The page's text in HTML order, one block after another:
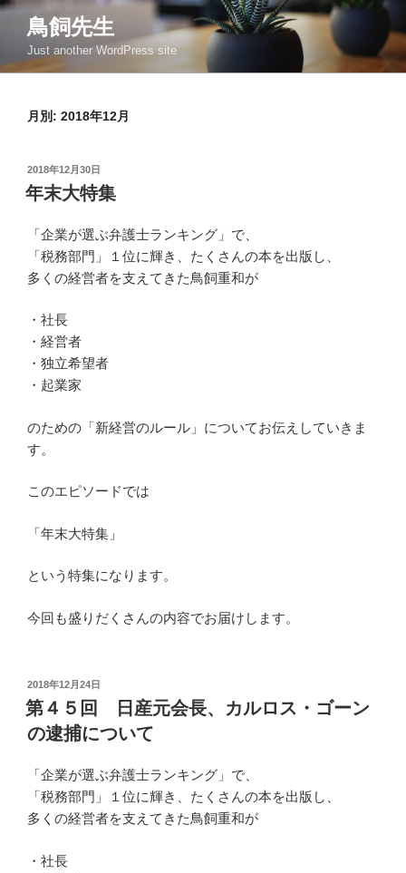
コ
ン
鳥飼先生
Just another WordPress site
月別: 2018年12月
投
稿
日:
2018年12月30日
年末大特集
「企業が選ぶ弁護士ランキング」で、
「税務部門」１位に輝き、たくさんの本を出版し、
多くの経営者を支えてきた鳥飼重和が
・社長
・経営者
・独立希望者
・起業家
のための「新経営のルール」についてお伝えしていきま
す。
このエピソードでは
「年末大特集」
という特集になります。
今回も盛りだくさんの内容でお届けします。
投
稿
日:
2018年12月24日
第４５回 日産元会長、カルロス・ゴーン
の逮捕について
「企業が選ぶ弁護士ランキング」で、
「税務部門」１位に輝き、たくさんの本を出版し、
多くの経営者を支えてきた鳥飼重和が
・社長